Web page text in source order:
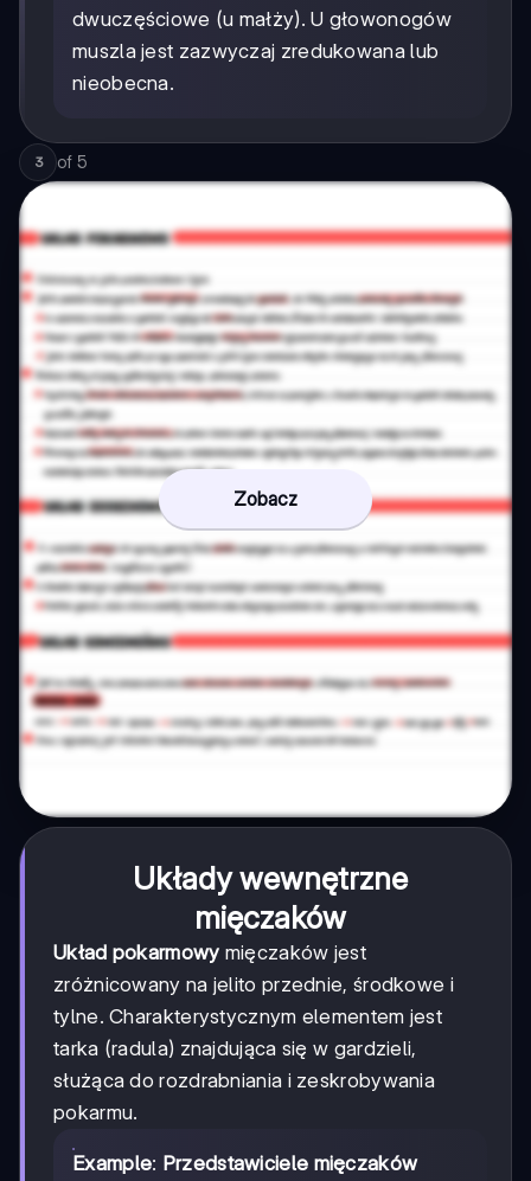
dwuczęściowe (u małży). U głowonogów
muszla jest zazwyczaj zredukowana lub
nieobecna.
3 of 5
Zobacz
Układy wewnętrzne
mięczaków
Układ pokarmowy mięczaków jest
zróżnicowany na jelito przednie, środkowe i
tylne. Charakterystycznym elementem jest
tarka (radula) znajdująca się w gardzieli,
służąca do rozdrabniania i zeskrobywania
pokarmu.
Example: Przedstawiciele mięczaków